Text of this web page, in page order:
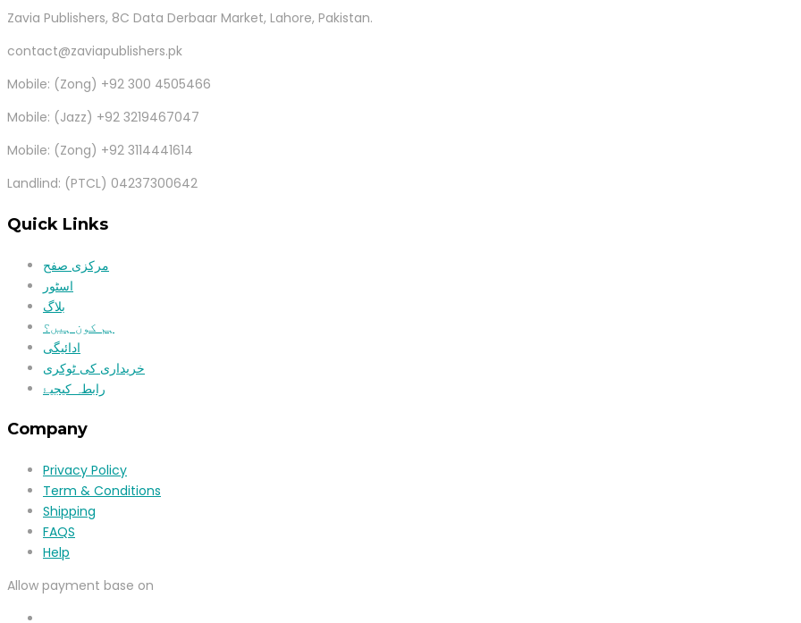
Zavia Publishers, 8C Data Derbaar Market, Lahore, Pakistan.
contact@zaviapublishers.pk
Mobile: (Zong) +92 300 4505466
Mobile: (Jazz) +92 3219467047
Mobile: (Zong) +92 3114441614
Landlind: (PTCL) 04237300642
Quick Links
مرکزی صفح
اسٹور
بلاگ
ہم کون ہیں؟
ادائیگی
خریداری کی ٹوکری
رابطہ کیجیۓ
Company
Privacy Policy
Term & Conditions
Shipping
FAQS
Help
Allow payment base on